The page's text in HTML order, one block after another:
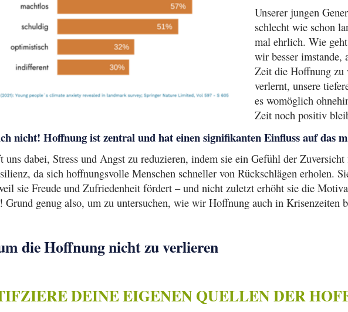
Unserer jungen
schlecht wie schon
mal ehrlich. Wie
wir besser imstande,
Zeit die Hoffnung zu
verlernt, unsere
es womöglich
Zeit noch positiv
nicht! Hoffnung ist zentral und hat einen signifikanten Einfluss auf das
dabei, Stress und Angst zu reduzieren, indem sie ein Gefühl der
da sich hoffnungsvolle Menschen schneller von Rückschlägen erholen.
sie Freude und Zufriedenheit fördert – und nicht zuletzt erhöht sie die
Grund genug also, um zu untersuchen, wie wir Hoffnung auch in Krisenzeiten
die Hoffnung nicht zu verlieren
DEINE EIGENEN QUELLEN DER